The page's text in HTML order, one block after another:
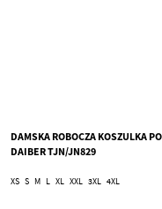
DAMSKA ROBOCZA KOSZULKA
DAIBER TJN/JN829
XS S M L XL XXL 3XL 4XL